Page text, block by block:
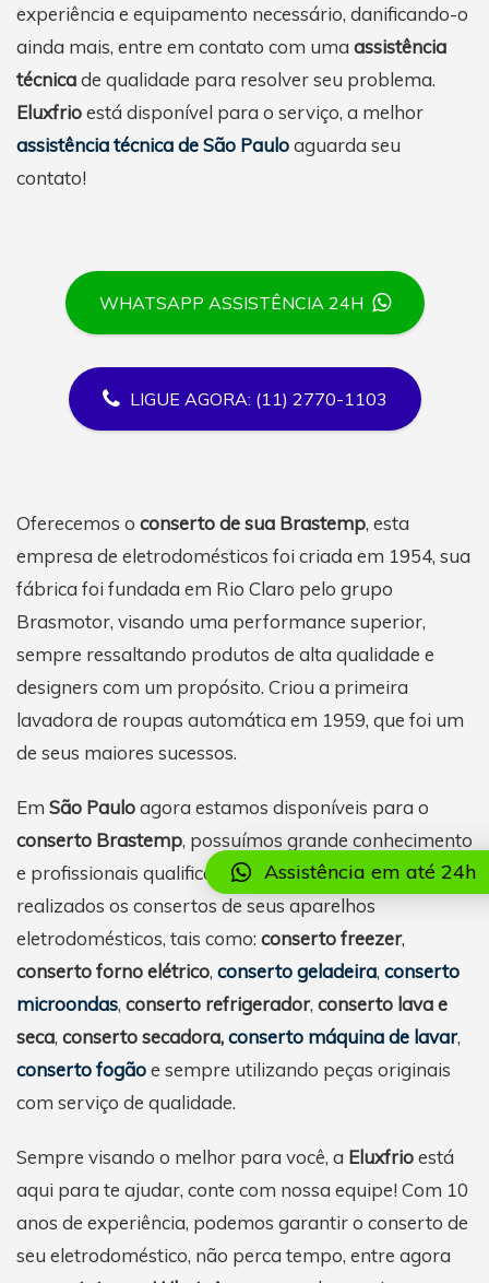
experiência e equipamento necessário, danificando-o
ainda mais, entre em contato com uma assistência
técnicade qualidade para resolver seu problema.
Eluxfrioestá disponível para o serviço, a melhor
assistência técnica de São Pauloaguarda seu
contato!
WHATSAPP ASSISTÊNCIA 24H
LIGUE AGORA: (11) 2770-1103
Oferecemos o conserto de sua Brastemp, esta
empresa de eletrodomésticos foi criada em 1954, sua
fábrica foi fundada em Rio Claro pelo grupo
Brasmotor, visando uma performance superior,
sempre ressaltando produtos de alta qualidade e
designers com um propósito. Criou a primeira
lavadora de roupas automática em 1959, que foi um
de seus maiores sucessos.
Em São Pauloagora estamos disponíveis para o
conserto Brastemp, possuímos grande conhecimento
e profissionais qualificados para que sejam
realizados os consertos de seus aparelhos
eletrodomésticos, tais como: conserto freezer,
conserto forno elétrico, conserto geladeira, conserto
microondas, conserto refrigerador, conserto lava e
seca, conserto secadora,conserto máquina de lavar,
conserto fogãoe sempre utilizando peças originais
com serviço de qualidade.
Sempre visando o melhor para você, a Eluxfrioestá
aqui para te ajudar, conte com nossa equipe! Com 10
anos de experiência, podemos garantir o conserto de
seu eletrodoméstico, não perca tempo, entre agora
Assistência em até 24h